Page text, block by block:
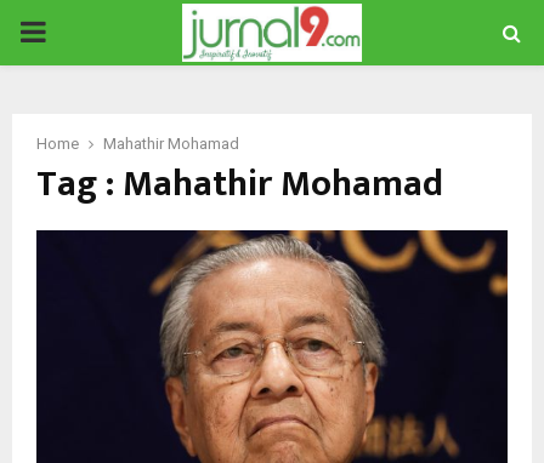
PRIMARY
Home Mahathir Mohamad
Tag : Mahathir Mohamad